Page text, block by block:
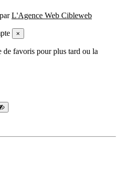
L'Agence Web Cibleweb
×
favoris pour plus tard ou la